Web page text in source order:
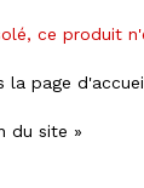
ce produit
la page
du site »